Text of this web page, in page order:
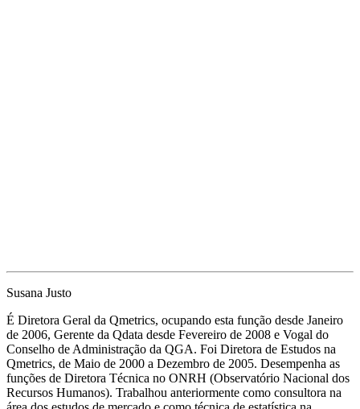
Susana Justo
É Diretora Geral da Qmetrics, ocupando esta função desde Janeiro
de 2006, Gerente da Qdata desde Fevereiro de 2008 e Vogal do
Conselho de Administração da QGA. Foi Diretora de Estudos na
Qmetrics, de Maio de 2000 a Dezembro de 2005. Desempenha as
funções de Diretora Técnica no ONRH (Observatório Nacional dos
Recursos Humanos). Trabalhou anteriormente como consultora na